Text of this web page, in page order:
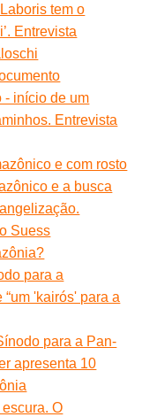
tem o
Entrevista
- início de um
Entrevista
e com rosto
e a busca
Suess
para a
'kairós' para a
para a Pan-
apresenta 10
O